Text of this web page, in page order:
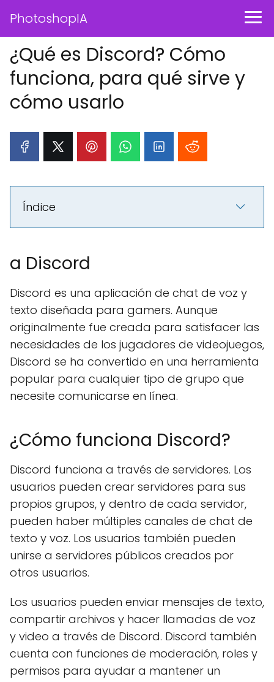
PhotoshopIA
¿Qué es Discord? Cómo
funciona, para qué sirve y
cómo usarlo
Índice
a Discord
Discord es una aplicación de chat de voz y
texto diseñada para gamers. Aunque
originalmente fue creada para satisfacer las
necesidades de los jugadores de videojuegos,
Discord se ha convertido en una herramienta
popular para cualquier tipo de grupo que
necesite comunicarse en línea.
¿Cómo funciona Discord?
Discord funciona a través de servidores. Los
usuarios pueden crear servidores para sus
propios grupos, y dentro de cada servidor,
pueden haber múltiples canales de chat de
texto y voz. Los usuarios también pueden
unirse a servidores públicos creados por
otros usuarios.
Los usuarios pueden enviar mensajes de texto,
compartir archivos y hacer llamadas de voz
y video a través de Discord. Discord también
cuenta con funciones de moderación, roles y
permisos para ayudar a mantener un